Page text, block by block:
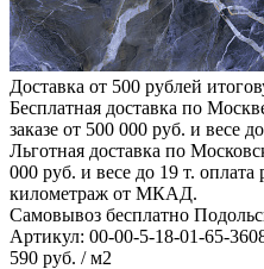
Доставка от 500 рублей
Бесплатная доставка по
заказе от 500 000 руб. и весе
Льготная доставка по
000 руб. и весе до 19 т. оплата
километраж от МКАД.
Самовывоз бесплатно
Артикул: 00-00-5-18-01-65-
590 руб. / м2